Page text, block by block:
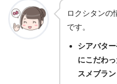
ロクシタンの
です。
シアバタ
にこだわ
スメブラ